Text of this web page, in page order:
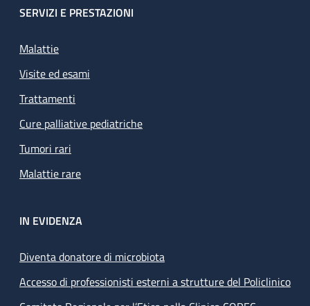
SERVIZI E PRESTAZIONI
Malattie
Visite ed esami
Trattamenti
Cure palliative pediatriche
Tumori rari
Malattie rare
IN EVIDENZA
Diventa donatore di microbiota
Accesso di professionisti esterni a strutture del Policlinico